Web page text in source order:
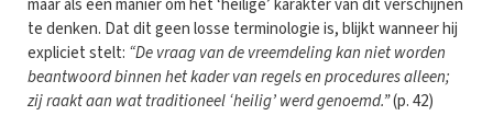
maar als een manier om het ‘heilige’ karakter van dit verschijnen
te denken. Dat dit geen losse terminologie is, blijkt wanneer hij
expliciet stelt: “De vraag van de vreemdeling kan niet worden
beantwoord binnen het kader van regels en procedures alleen;
zij raakt aan wat traditioneel ‘heilig’ werd genoemd.”(p. 42)